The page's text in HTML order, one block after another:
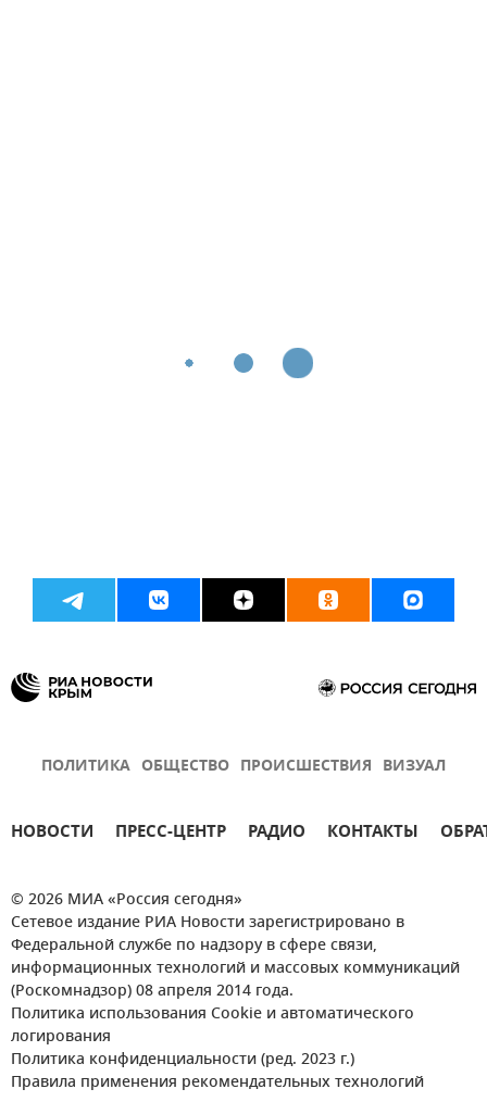
ПОЛИТИКА ОБЩЕСТВО ПРОИСШЕСТВИЯ ВИЗУАЛ
НОВОСТИ ПРЕСС-ЦЕНТР РАДИО КОНТАКТЫ
© 2026 МИА «Россия сегодня»
Сетевое издание РИА Новости зарегистрировано в
Федеральной службе по надзору в сфере связи,
информационных технологий и массовых коммуникаций
(Роскомнадзор) 08 апреля 2014 года.
Политика использования Cookie и автоматического
логирования
Политика конфиденциальности (ред. 2023 г.)
Правила применения рекомендательных технологий